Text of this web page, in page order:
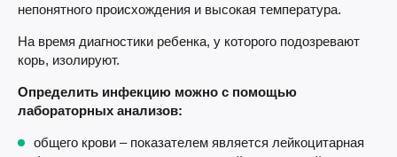
непонятного происхождения и высокая температура.
На время диагностики ребенка, у которого подозревают
корь, изолируют.
Определить инфекцию можно с помощью
лабораторных анализов:
общего крови – показателем является лейкоцитарная